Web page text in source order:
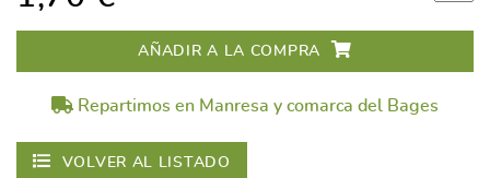
AÑADIR A LA COMPRA
Repartimos en Manresa y comarca del Bages
VOLVER AL LISTADO